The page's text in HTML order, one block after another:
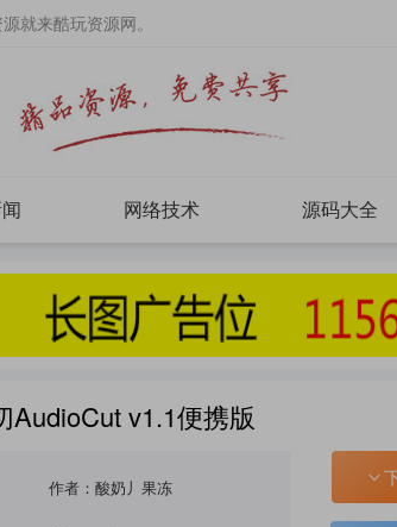
就来酷玩资源网。
网络技术 源码大全
AudioCut v1.1便携版
作者：酸奶丿果冻